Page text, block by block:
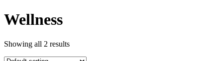
Wellness
Showing all 2 results